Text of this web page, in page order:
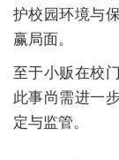
护校园环境与
赢局面。
至于小贩在校
此事尚需进一
定与监管。